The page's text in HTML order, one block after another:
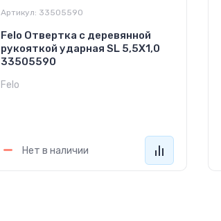
Артикул: 33505590
Felo Отвертка с деревянной
рукояткой ударная SL 5,5Х1,0
33505590
Felo
Нет в наличии